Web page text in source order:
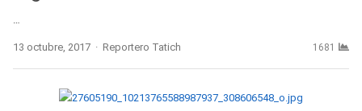
13 octubre, 2017 Author
Reportero Tatich 1681